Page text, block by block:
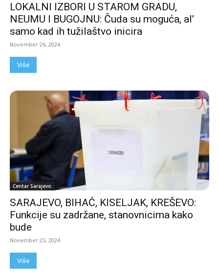
LOKALNI IZBORI U STAROM GRADU,
NEUMU I BUGOJNU: Čuda su moguća, al’
samo kad ih tužilaštvo inicira
November 26, 2024
Više
Centar Sarajevo
SARAJEVO, BIHAĆ, KISELJAK, KREŠEVO:
Funkcije su zadržane, stanovnicima kako
bude
November 25, 2024
Više